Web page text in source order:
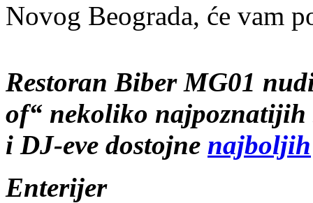
Novog Beograda, će vam
Restoran Biber MG01
of“ nekoliko
i DJ-eve dostojne najboljih
Enterijer